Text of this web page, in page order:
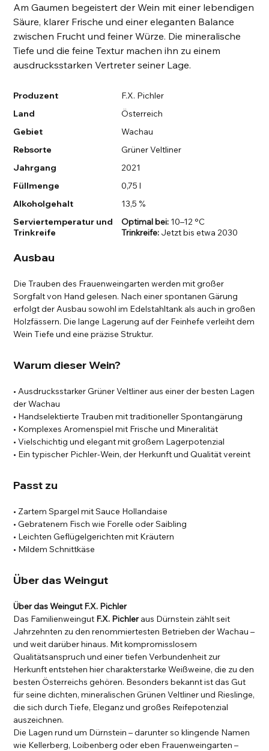
Am Gaumen begeistert der Wein mit einer lebendigen
Säure, klarer Frische und einer eleganten Balance
zwischen Frucht und feiner Würze. Die mineralische
Tiefe und die feine Textur machen ihn zu einem
ausdrucksstarken Vertreter seiner Lage.
Produzent
F.X. Pichler
Land
Österreich
Gebiet
Wachau
Rebsorte
Grüner Veltliner
Jahrgang
2021
Füllmenge
0,75 l
Alkoholgehalt
13,5 %
Serviertemperatur und
Trinkreife
Optimal bei:10–12 °C
Trinkreife:Jetzt bis etwa 2030
Ausbau
Die Trauben des Frauenweingarten werden mit großer
Sorgfalt von Hand gelesen. Nach einer spontanen Gärung
erfolgt der Ausbau sowohl im Edelstahltank als auch in großen
Holzfässern. Die lange Lagerung auf der Feinhefe verleiht dem
Wein Tiefe und eine präzise Struktur.
Warum dieser Wein?
• Ausdrucksstarker Grüner Veltliner aus einer der besten Lagen
der Wachau
• Handselektierte Trauben mit traditioneller Spontangärung
• Komplexes Aromenspiel mit Frische und Mineralität
• Vielschichtig und elegant mit großem Lagerpotenzial
• Ein typischer Pichler-Wein, der Herkunft und Qualität vereint
Passt zu
• Zartem Spargel mit Sauce Hollandaise
• Gebratenem Fisch wie Forelle oder Saibling
• Leichten Geflügelgerichten mit Kräutern
• Mildem Schnittkäse
Über das Weingut
Über das Weingut F.X. Pichler
Das Familienweingut F.X. Pichleraus Dürnstein zählt seit
Jahrzehnten zu den renommiertesten Betrieben der Wachau –
und weit darüber hinaus. Mit kompromisslosem
Qualitätsanspruch und einer tiefen Verbundenheit zur
Herkunft entstehen hier charakterstarke Weißweine, die zu den
besten Österreichs gehören. Besonders bekannt ist das Gut
für seine dichten, mineralischen Grünen Veltliner und Rieslinge,
die sich durch Tiefe, Eleganz und großes Reifepotenzial
auszeichnen.
Die Lagen rund um Dürnstein – darunter so klingende Namen
wie Kellerberg, Loibenberg oder eben Frauenweingarten –